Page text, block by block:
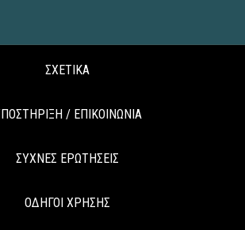
ΣΧΕΤΙΚΑ
/ ΕΠΙΚΟΙΝΩΝΙΑ
ΣΥΧΝΕΣ ΕΡΩΤΗΣΕΙΣ
ΟΔΗΓΟΙ ΧΡΗΣΗΣ